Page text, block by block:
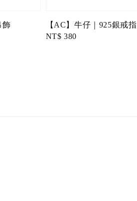
飾
【AC】牛仔｜925銀戒指
Regular
NT$ 380